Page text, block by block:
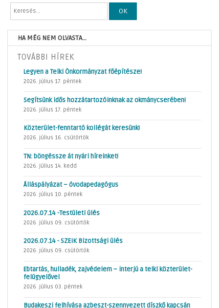
OK
HA MÉG NEM OLVASTA...
TOVÁBBI HÍREK
Legyen a Telki Önkormányzat főépítésze!
2026. július 17. péntek
Segítsünk idős hozzátartozóinknak az okmánycserében!
2026. július 17. péntek
Közterület-fenntartó kollégát keresünk!
2026. július 16. csütörtök
TN: böngéssze át nyári híreinket!
2026. július 14. kedd
Álláspályázat – óvodapedagógus
2026. július 10. péntek
2026.07.14 -Testületi ülés
2026. július 09. csütörtök
2026.07.14 - SZEIK Bizottsági ülés
2026. július 09. csütörtök
Ebtartás, hulladék, zajvédelem – interjú a telki közterület-
felügyelővel
2026. július 03. péntek
Budakeszi felhívása azbeszt-szennyezett díszkő kapcsán